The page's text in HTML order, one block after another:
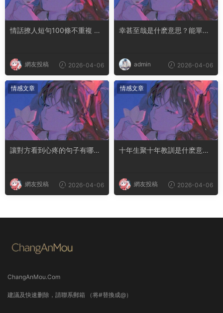
情話撩人短句100條不重複 土
網友投稿 2026-04-06
幸甚至哉是什麽意思？能單獨
admin 2026-04-06
情感文章
讓對方看到心疼的句子有哪
網友投稿 2026-04-06
情感文章
十年生聚十年教訓是什麽意思
網友投稿 2026-04-06
ChangAnMou.Com
建議及快速删除，請聯系郵箱 （将#替換成@）